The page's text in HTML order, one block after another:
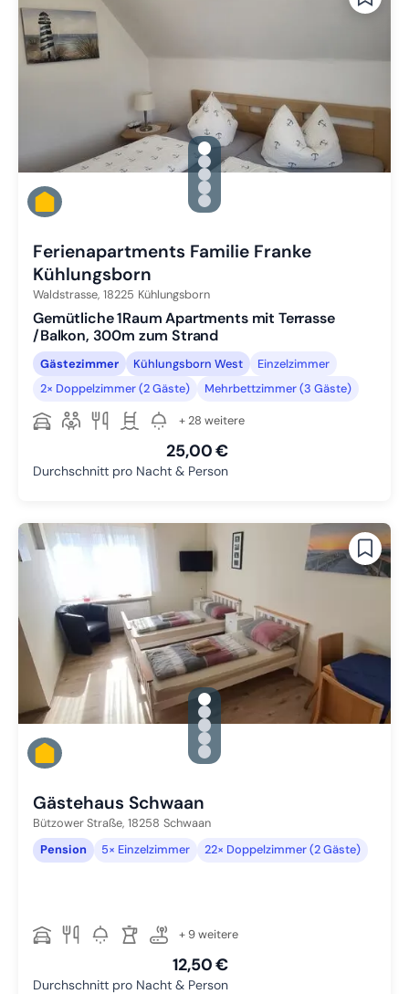
gallery.slide_selector
Zu Slide 1 wechseln
Zu Slide 2 wechseln
Zu Slide 3 wechseln
Zu Slide 4 wechseln
Zu Slide 5 wechseln
Ferienapartments Familie Franke
Kühlungsborn
Waldstrasse, 18225 Kühlungsborn
Gemütliche 1Raum Apartments mit Terrasse
/Balkon, 300m zum Strand
Gästezimmer Kühlungsborn West
Einzelzimmer
2× Doppelzimmer (2 Gäste)
Mehrbettzimmer (3 Gäste)
+ 28 weitere
25,00 €
Durchschnitt pro Nacht & Person
gallery.slide_selector
Zu Slide 1 wechseln
Zu Slide 2 wechseln
Zu Slide 3 wechseln
Zu Slide 4 wechseln
Zu Slide 5 wechseln
Gästehaus Schwaan
Bützower Straße, 18258 Schwaan
Pension
5× Einzelzimmer 22× Doppelzimmer (2 Gäste)
+ 9 weitere
12,50 €
Durchschnitt pro Nacht & Person